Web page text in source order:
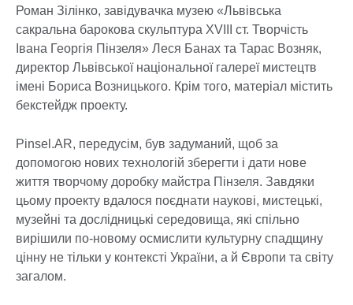
Роман Зілінко, завідувачка музею «Львівська
сакральна барокова скульптура XVIII ст. Творчість
Івана Георгія Пінзеля» Леся Банах та Тарас Возняк,
директор Львівської національної галереї мистецтв
імені Бориса Возницького. Крім того, матеріал містить
бекстейдж проекту.
Pinsel.AR, передусім, був задуманий, щоб за
допомогою нових технологій зберегти і дати нове
життя творчому доробку майстра Пінзеля. Завдяки
цьому проекту вдалося поєднати наукові, мистецькі,
музейні та дослідницькі середовища, які спільно
вирішили по-новому осмислити культурну спадщину
цінну не тільки у контексті України, а й Європи та світу
загалом.